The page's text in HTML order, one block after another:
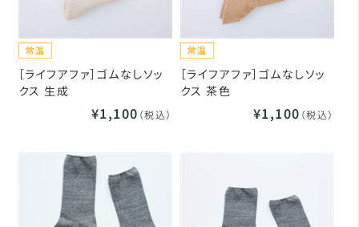
［ライフアファ］ゴムなしソッ
クス 生成
¥1,100 （税込）
［ライフアファ］ゴムなしソッ
クス 茶色
¥1,100 （税込）